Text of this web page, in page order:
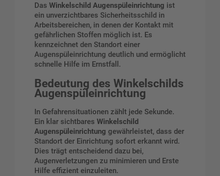
Das Winkelschild Augenspüleinrichtung ist
ein unverzichtbares Sicherheitsschild in
Arbeitsbereichen, in denen der Kontakt mit
gefährlichen Stoffen möglich ist. Es
kennzeichnet den Standort einer
Augenspüleinrichtung deutlich und ermöglicht
schnelle Hilfe im Ernstfall.
Bedeutung des Winkelschilds
Augenspüleinrichtung
In Gefahrensituationen zählt jede Sekunde.
Ein klar sichtbares Winkelschild
Augenspüleinrichtung gewährleistet, dass der
Standort der Einrichtung sofort erkannt wird.
Dies trägt entscheidend dazu bei,
Augenverletzungen zu minimieren und Erste
Hilfe effizient einzuleiten.